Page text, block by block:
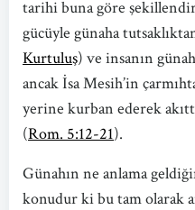
tarihi buna göre
gücüyle günaha
Kurtuluş) ve insanın
ancak İsa Mesih’in
yerine kurban ederek
(Rom. 5:12-21).
Günahın ne anlama
konudur ki bu tam olarak